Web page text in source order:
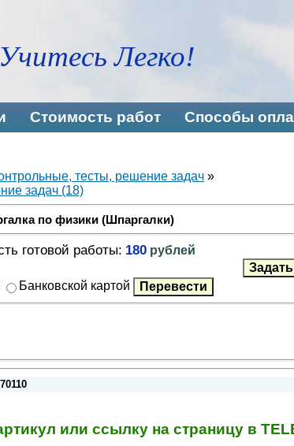
Легко!
Стоимость работ Способы
тесты, решение задач »
задач (18)
по физики (Шпаргалки)
готовой работы: 180 рублей
Банковской картой
или ссылку на страницу в